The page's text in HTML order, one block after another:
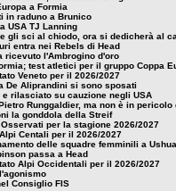
a Formia
in raduno a Brunico
USA TJ Lanning
gli sci al chiodo, ora si dedicherà al
entra nei Rebels di Head
ricevuto l'Ambrogino d'oro
test atletici per il gruppo Coppa
Veneto per il 2026/2027
De Aliprandini si sono sposati
rilasciato su cauzione negli USA
Runggaldier, ma non è in pericolo
la gonddola della Streif
per la stagione 2026/2027
Centali per il 2026/2027
delle squadre femminili a
passa a Head
Alpi Occidentali per il 2026/2027
Consiglio FIS